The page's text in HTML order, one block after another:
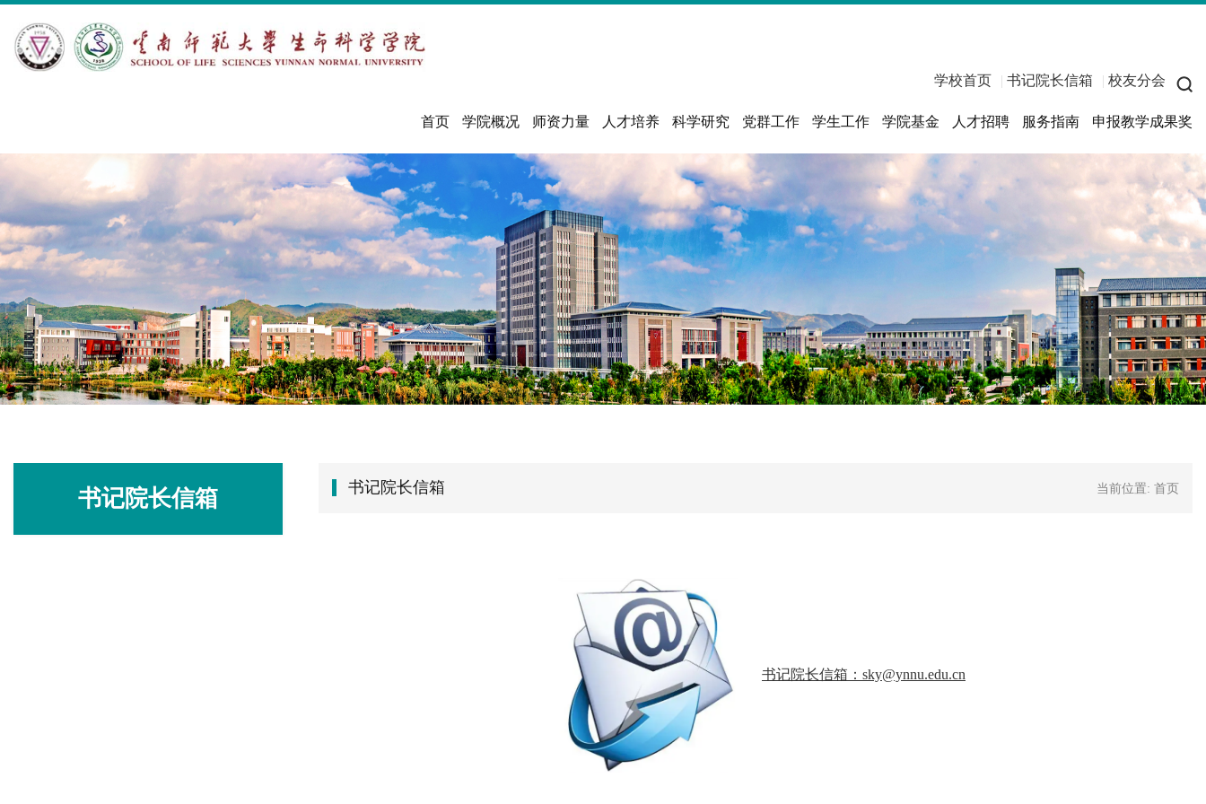
学校首页 | 书记院长信箱 | 校友分会
首页 学院概况 师资力量 人才培养 科学研究 党群工作 学生工作 学院基金 人才招聘 服务指南 申报教学成果奖
书记院长信箱 书记院长信箱 当前位置: 首页
书记院长信箱：sky@ynnu.edu.cn